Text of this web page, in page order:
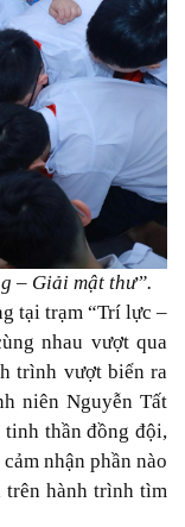
– Giải mật thư”.
tại trạm “Trí lực –
nhau vượt qua
trình vượt biển ra
niên Nguyễn Tất
thần đồng đội,
nhận phần nào
trên hành trình tìm